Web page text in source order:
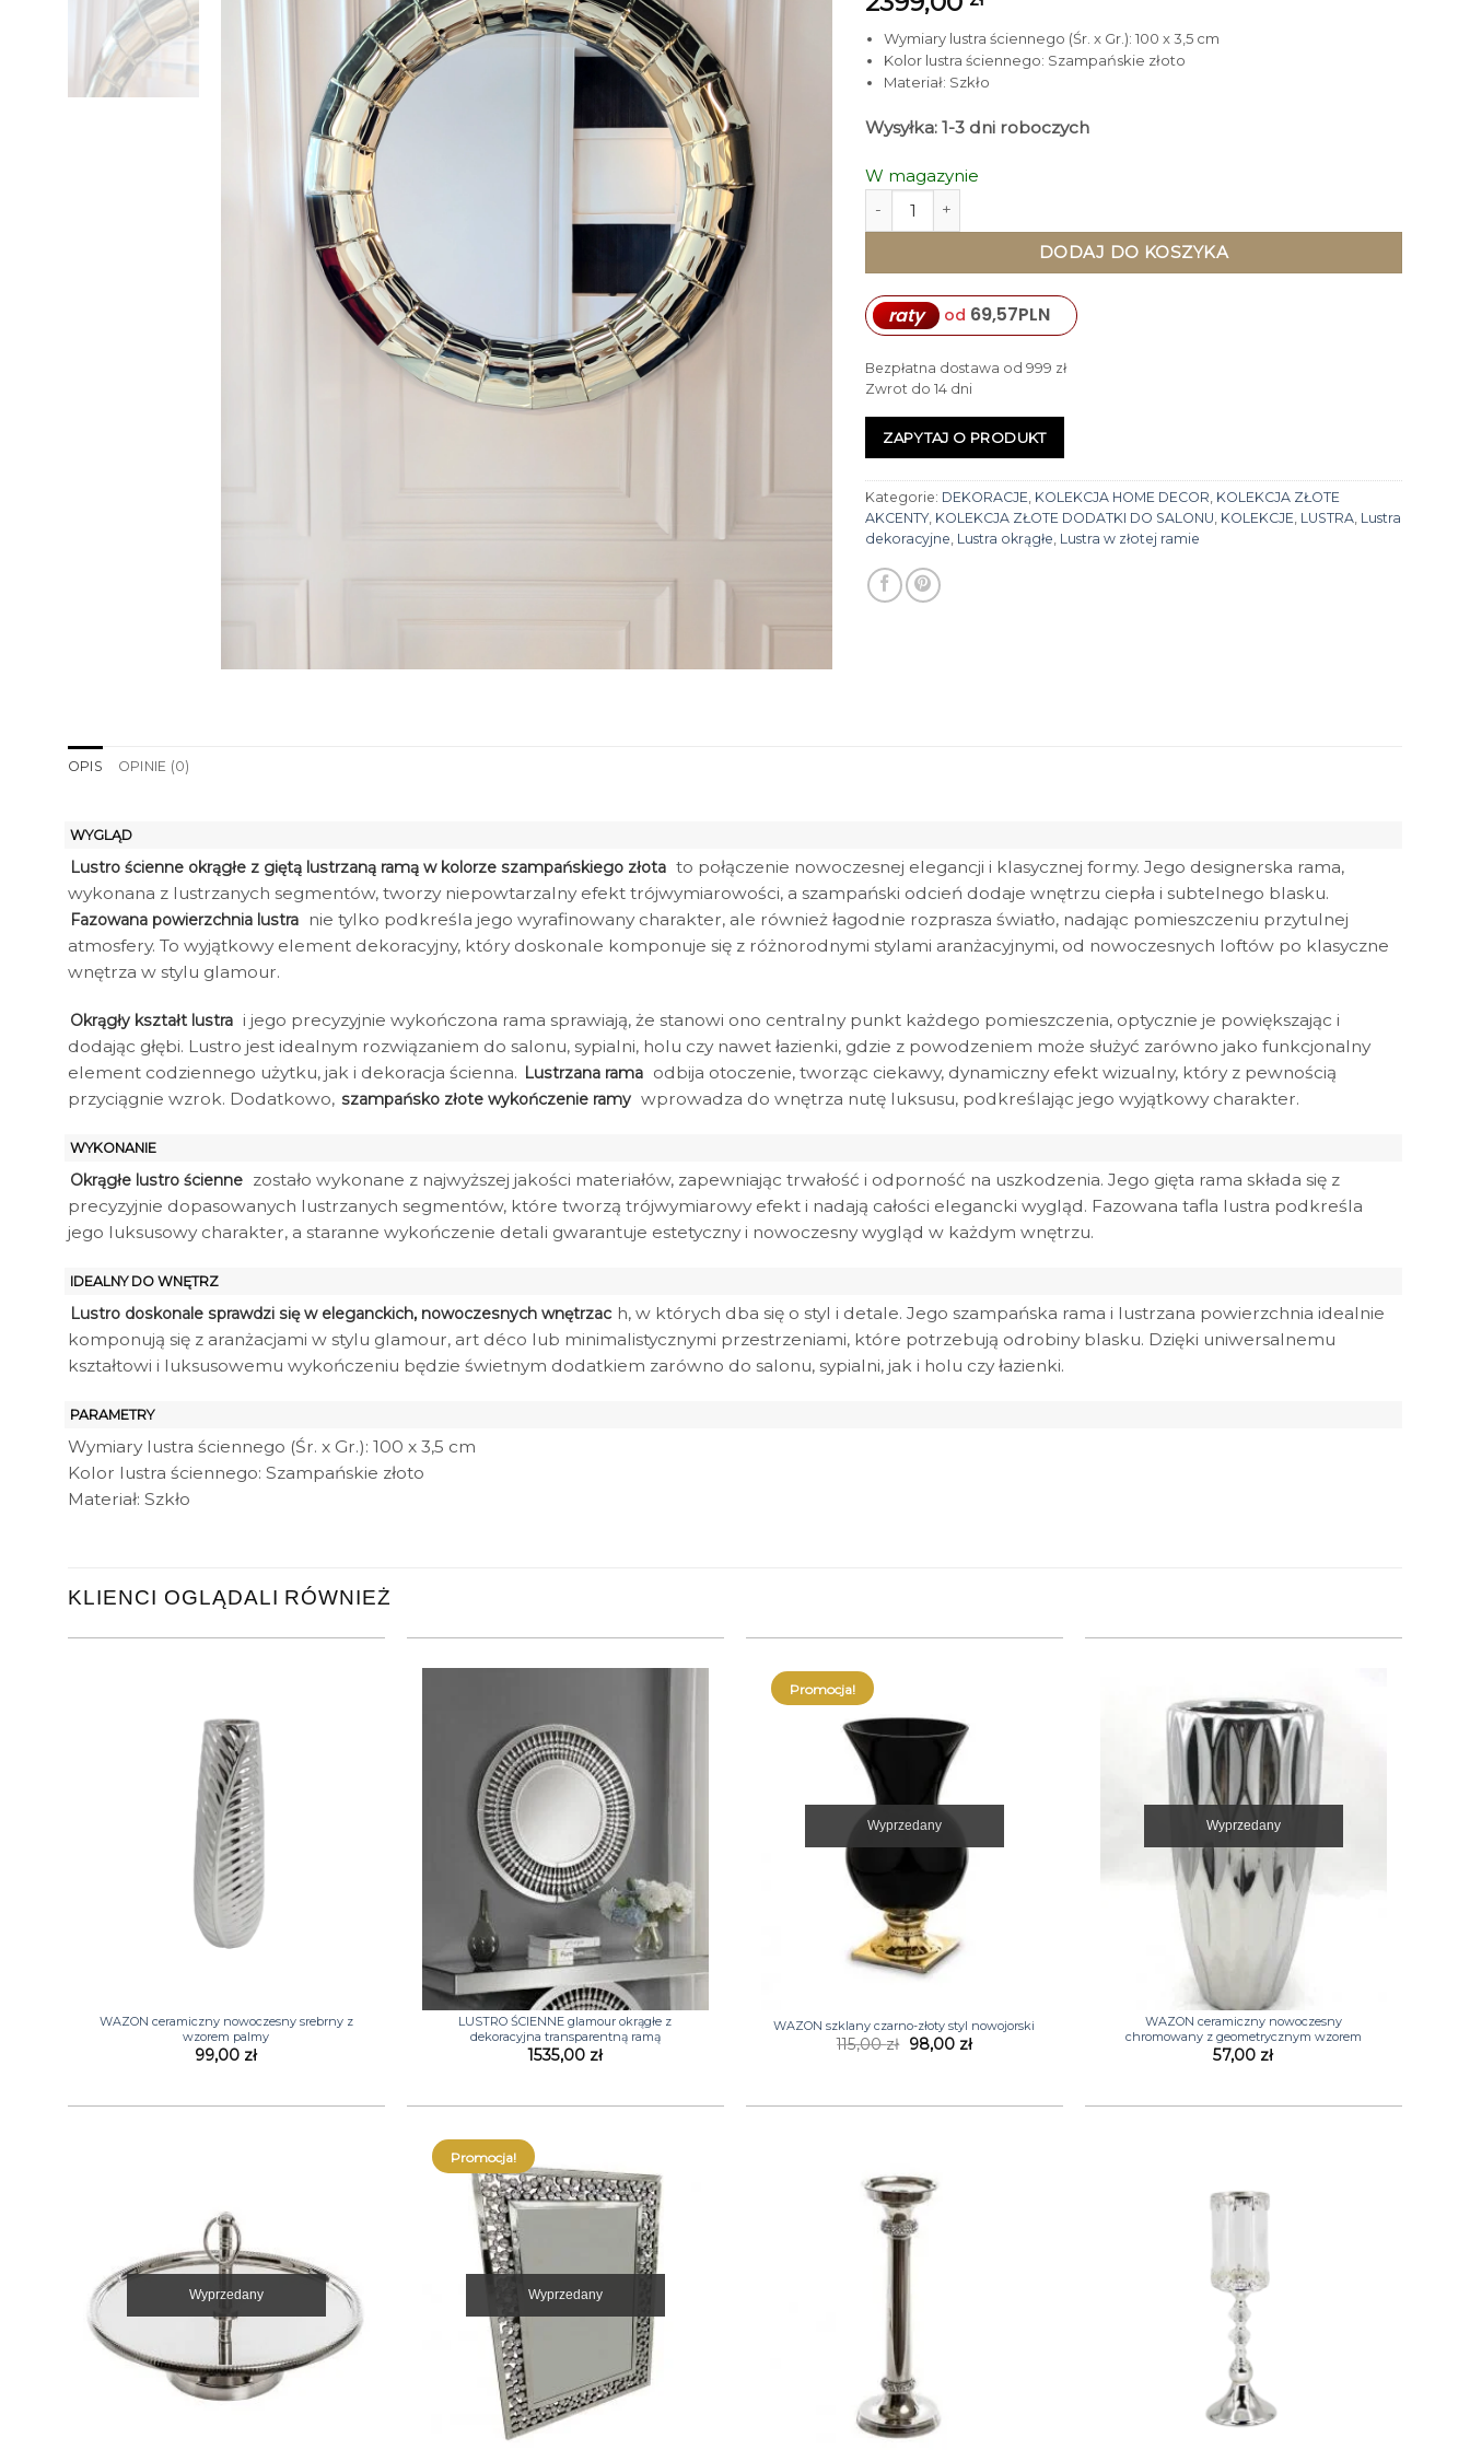
Wymiary lustra ściennego (Śr. x Gr.): 100 x 3,5 cm
Kolor lustra ściennego: Szampańskie złoto
Materiał: Szkło
Wysyłka: 1-3 dni roboczych
W magazynie
ilość LUSTRO ŚCIENNE okrągłe, gięta lustrzana rama w kolorze
DODAJ DO KOSZYKA
raty od 69,57PLN
Bezpłatna dostawa od 999 zł
Zwrot do 14 dni
ZAPYTAJ O PRODUKT
Kategorie: DEKORACJE KOLEKCJA HOME DECOR KOLEKCJA ZŁOTE
AKCENTY, KOLEKCJA ZŁOTE DODATKI DO SALONU KOLEKCJE LUSTRA Lustra
dekoracyjne Lustra okrągłe Lustra w złotej ramie
OPIS OPINIE (0)
WYGLĄD
Lustro ścienne okrągłe z giętą lustrzaną ramą w kolorze szampańskiego złota to połączenie nowoczesnej elegancji i klasycznej formy. Jego designerska rama,
wykonana z lustrzanych segmentów, tworzy niepowtarzalny efekt trójwymiarowości, a szampański odcień dodaje wnętrzu ciepła i subtelnego blasku.
Fazowana powierzchnia lustra nie tylko podkreśla jego wyrafinowany charakter, ale również łagodnie rozprasza światło, nadając pomieszczeniu przytulnej
atmosfery. To wyjątkowy element dekoracyjny, który doskonale komponuje się z różnorodnymi stylami aranżacyjnymi, od nowoczesnych loftów po klasyczne
wnętrza w stylu glamour.
Okrągły kształt lustra i jego precyzyjnie wykończona rama sprawiają, że stanowi ono centralny punkt każdego pomieszczenia, optycznie je powiększając i
dodając głębi. Lustro jest idealnym rozwiązaniem do salonu, sypialni, holu czy nawet łazienki, gdzie z powodzeniem może służyć zarówno jako funkcjonalny
element codziennego użytku, jak i dekoracja ścienna. Lustrzana rama odbija otoczenie, tworząc ciekawy, dynamiczny efekt wizualny, który z pewnością
przyciągnie wzrok. Dodatkowo, szampańsko złote wykończenie ramy wprowadza do wnętrza nutę luksusu, podkreślając jego wyjątkowy charakter.
WYKONANIE
Okrągłe lustro ścienne zostało wykonane z najwyższej jakości materiałów, zapewniając trwałość i odporność na uszkodzenia. Jego gięta rama składa się z
precyzyjnie dopasowanych lustrzanych segmentów, które tworzą trójwymiarowy efekt i nadają całości elegancki wygląd. Fazowana tafla lustra podkreśla
jego luksusowy charakter, a staranne wykończenie detali gwarantuje estetyczny i nowoczesny wygląd w każdym wnętrzu.
IDEALNY DO WNĘTRZ
Lustro doskonale sprawdzi się w eleganckich, nowoczesnych wnętrzac h, w których dba się o styl i detale. Jego szampańska rama i lustrzana powierzchnia idealnie
komponują się z aranżacjami w stylu glamour, art déco lub minimalistycznymi przestrzeniami, które potrzebują odrobiny blasku. Dzięki uniwersalnemu
kształtowi i luksusowemu wykończeniu będzie świetnym dodatkiem zarówno do salonu, sypialni, jak i holu czy łazienki.
PARAMETRY
Wymiary lustra ściennego (Śr. x Gr.): 100 x 3,5 cm
Kolor lustra ściennego: Szampańskie złoto
Materiał: Szkło
KLIENCI OGLĄDALI RÓWNIEŻ
WAZON ceramiczny nowoczesny srebrny z
wzorem palmy
99,00 zł
+
LUSTRO ŚCIENNE glamour okrągłe z
dekoracyjna transparentną ramą
1535,00 zł
Promocja!
Wyprzedany
WAZON szklany czarno-złoty styl nowojorski
115,00zł Pierwotna
cena
98,00 złAktualna
Wyprzedany
WAZON ceramiczny nowoczesny
chromowany z geometrycznym wzorem
57,00 zł
Wyprzedany
Promocja!
Wyprzedany